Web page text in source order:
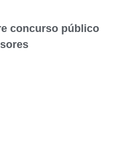
concurso público